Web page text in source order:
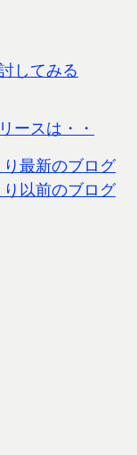
してみる
ースは・・
り最新のブログ
り以前のブログ